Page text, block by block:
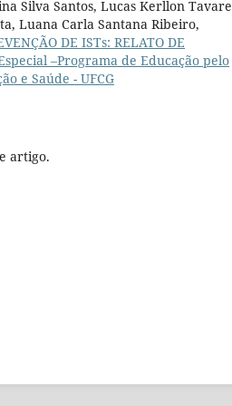
Silva Santos, Lucas Kerllon
Luana Carla Santana Ribeiro,
DE ISTs: RELATO DE
–Programa de Educação pelo
e Saúde - UFCG
artigo.